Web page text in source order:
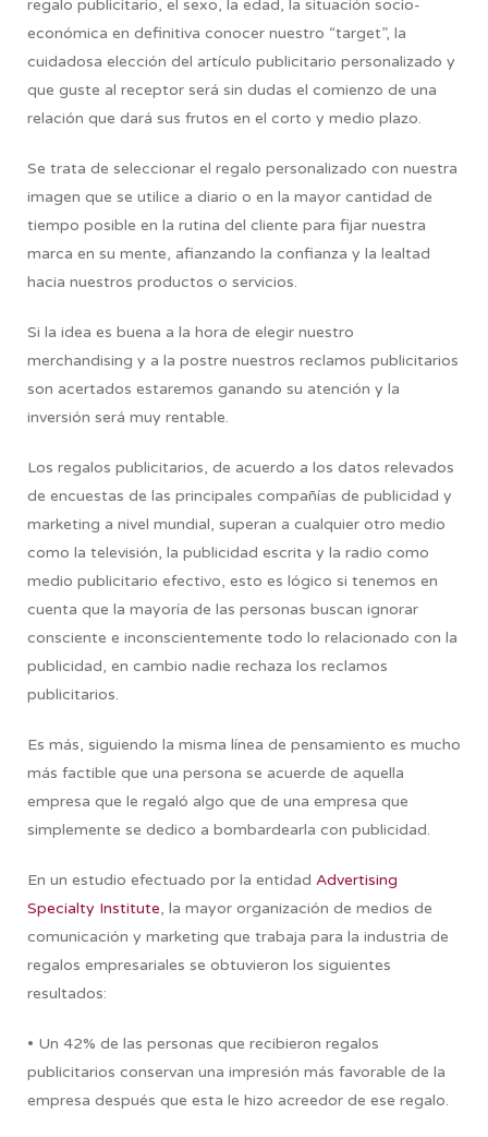
regalo publicitario, el sexo, la edad, la situación socio-
económica en definitiva conocer nuestro “target”, la
cuidadosa elección del artículo publicitario personalizado y
que guste al receptor será sin dudas el comienzo de una
relación que dará sus frutos en el corto y medio plazo.
Se trata de seleccionar el regalo personalizado con nuestra
imagen que se utilice a diario o en la mayor cantidad de
tiempo posible en la rutina del cliente para fijar nuestra
marca en su mente, afianzando la confianza y la lealtad
hacia nuestros productos o servicios.
Si la idea es buena a la hora de elegir nuestro
merchandising y a la postre nuestros reclamos publicitarios
son acertados estaremos ganando su atención y la
inversión será muy rentable.
Los regalos publicitarios, de acuerdo a los datos relevados
de encuestas de las principales compañías de publicidad y
marketing a nivel mundial, superan a cualquier otro medio
como la televisión, la publicidad escrita y la radio como
medio publicitario efectivo, esto es lógico si tenemos en
cuenta que la mayoría de las personas buscan ignorar
consciente e inconscientemente todo lo relacionado con la
publicidad, en cambio nadie rechaza los reclamos
publicitarios.
Es más, siguiendo la misma línea de pensamiento es mucho
más factible que una persona se acuerde de aquella
empresa que le regaló algo que de una empresa que
simplemente se dedico a bombardearla con publicidad.
En un estudio efectuado por la entidad Advertising
Specialty Institute, la mayor organización de medios de
comunicación y marketing que trabaja para la industria de
regalos empresariales se obtuvieron los siguientes
resultados:
• Un 42% de las personas que recibieron regalos
publicitarios conservan una impresión más favorable de la
empresa después que esta le hizo acreedor de ese regalo.